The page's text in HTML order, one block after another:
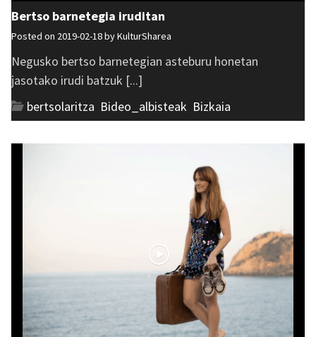
Bertso barnetegia iruditan
Posted on 2019-02-18 byKulturSharea
Negusko bertso barnetegian asteburu honetan
jasotako irudi batzuk [...]
bertsolaritza Bideo_albisteak Bizkaia